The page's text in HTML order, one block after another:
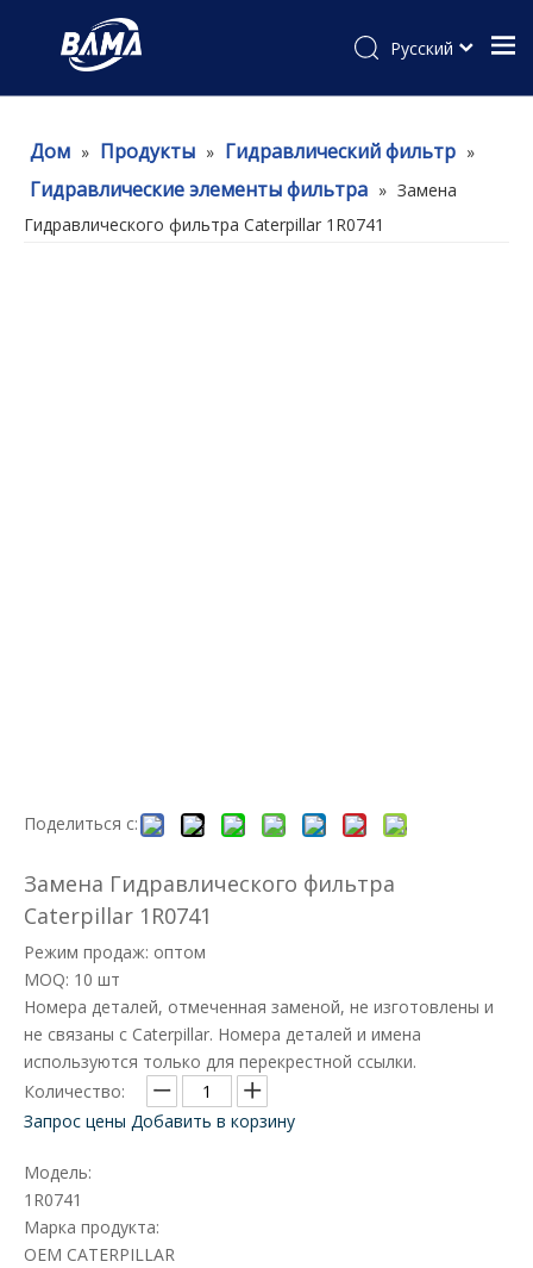
Pусский
Дом » Продукты » Гидравлический фильтр »
Гидравлические элементы фильтра » Замена
Гидравлического фильтра Caterpillar 1R0741
Поделиться с:
Замена Гидравлического фильтра
Caterpillar 1R0741
Режим продаж: оптом
MOQ: 10 шт
Номера деталей, отмеченная заменой, не изготовлены и
не связаны с Caterpillar. Номера деталей и имена
используются только для перекрестной ссылки.
Количество:
Запрос цены Добавить в корзину
Модель:
1R0741
Марка продукта:
OEM CATERPILLAR